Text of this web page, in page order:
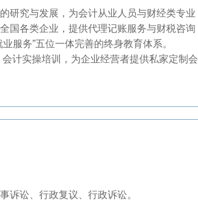
研究与发展，为会计从业人员与财经类专业
国各类企业，提供代理记账服务与财税咨询
服务”五位一体完善的终身教育体系。
计实操培训，为企业经营者提供私家定制会
诉讼、行政复议、行政诉讼。